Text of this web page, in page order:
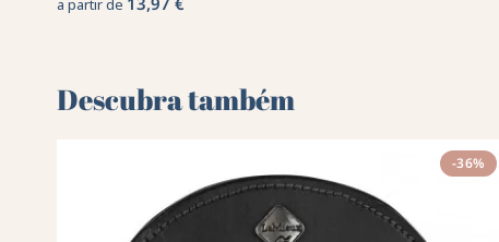
Descubra também 🌻
-36%